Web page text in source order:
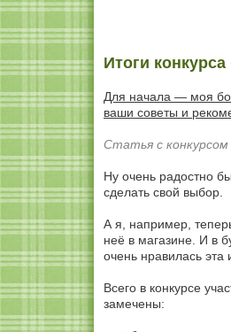
Итоги
Для начала — моя
ваши советы и
Статья с
Ну очень радостно
сделать свой выбор.
А я, например,
неё в магазине. И в
очень нравилась эта
Всего в конкурсе
замечены: